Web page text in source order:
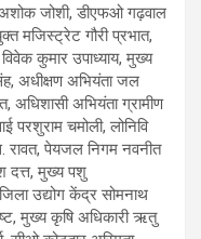
जोशी, डीएफओ गढ़वाल
मजिस्ट्रेट गौरी प्रभात,
कुमार उपाध्याय, मुख्य
अधीक्षण अभियंता जल
अधिशासी अभियंता ग्रामीण
परशुराम चमोली, लोनिवि
रावत, पेयजल निगम नवनीत
दत्त, मुख्य पशु
जिला उद्योग केंद्र सोमनाथ
मुख्य कृषि अधिकारी ऋतु